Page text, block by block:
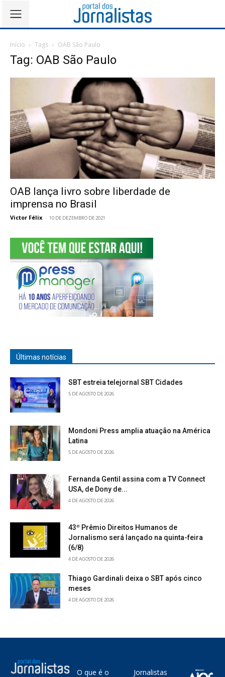
Início Tags OAB São Paulo
Tag: OAB São Paulo
OAB lança livro sobre liberdade de
imprensa no Brasil
Victor Félix - 10 DE DEZEMBRO DE 2021
Últimas notícias
SBT estreia telejornal SBT Cidades
5 DE AGOSTO DE 2026
Mondoni Press amplia atuação na América
Latina
5 DE AGOSTO DE 2026
Fernanda Gentil assina com a TV Connect
USA, de Dony de...
4 DE AGOSTO DE 2026
43º Prêmio Direitos Humanos de
Jornalismo será lançado na quinta-feira
(6/8)
4 DE AGOSTO DE 2026
Thiago Gardinali deixa o SBT após cinco
meses
4 DE AGOSTO DE 2026
O que é o Jornalistas